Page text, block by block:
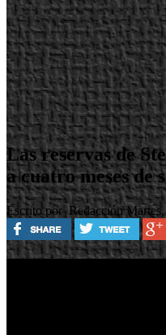
Las reservas de
a cuatro meses de
Escrito por Redacción